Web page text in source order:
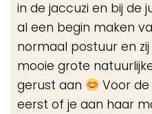
in de jaccuzi en bij de
al een begin maken
normaal postuur en
mooie grote
gerust aan
Voor
eerst of je aan haar